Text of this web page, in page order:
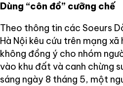
Dùng “côn đồ” cưỡng chế
Theo thông tin các Soeurs
Hà Nội kêu cứu trên mạng
không đồng ý cho nhóm
vào khu đất và canh chừng
sáng ngày 8 tháng 5, một